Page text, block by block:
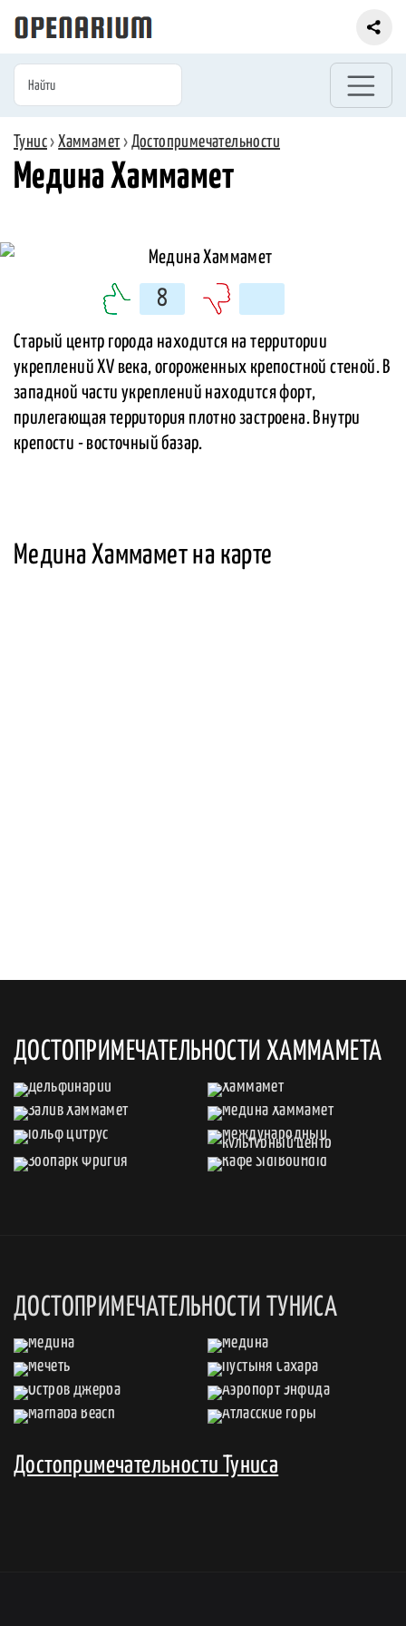
Тунис›Хаммамет› Достопримечательности
Медина Хаммамет
8
Старый центр города находится на территории
укреплений XV века, огороженных крепостной стеной. В
западной части укреплений находится форт,
прилегающая территория плотно застроена. Внутри
крепости - восточный базар.
Медина Хаммамет на карте
ДОСТОПРИМЕЧАТЕЛЬНОСТИ ХАММАМЕТА
ДОСТОПРИМЕЧАТЕЛЬНОСТИ ТУНИСА
Достопримечательности Туниса